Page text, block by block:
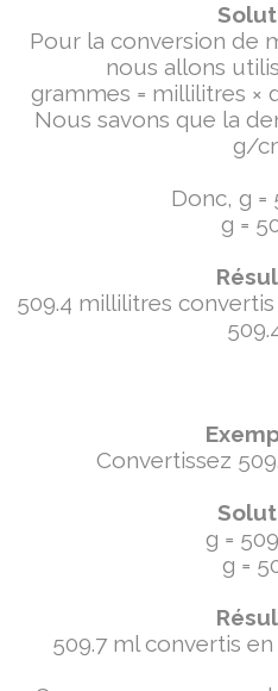
Pour la conversion de
nous allons
grammes = millilitres ×
Nous savons que la
g/
Donc, g =
g =
509.4 millilitres
Convertissez
g =
g =
509.7 ml convertis en